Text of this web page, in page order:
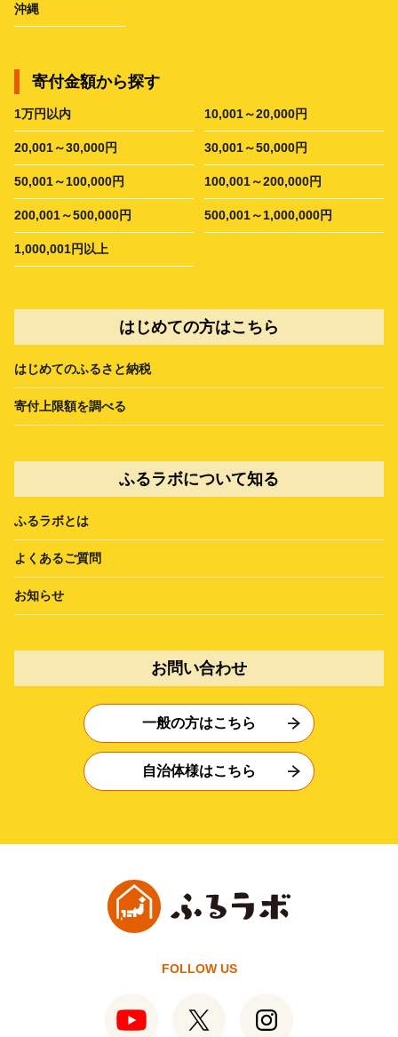
沖縄
寄付金額から探す
1万円以内 10,001～20,000円
20,001～30,000円 30,001～50,000円
50,001～100,000円 100,001～200,000円
200,001～500,000円 500,001～1,000,000円
1,000,001円以上
はじめての方はこちら
はじめてのふるさと納税
寄付上限額を調べる
ふるラボについて知る
ふるラボとは
よくあるご質問
お知らせ
お問い合わせ
一般の方はこちら
自治体様はこちら
FOLLOW US